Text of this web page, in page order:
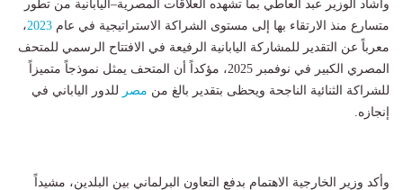
وأشاد الوزير عبد العاطي بما تشهده العلاقات المصرية–اليابانية من تطور
متسارع منذ الارتقاء بها إلى مستوى الشراكة الاستراتيجية في عام 2023،
معرباً عن التقدير للمشاركة اليابانية الرفيعة في الافتتاح الرسمي للمتحف
المصري الكبير في نوفمبر 2025، مؤكداً أن المتحف يمثل نموذجاً متميزاً
للشراكة الثنائية الناجحة ويحظى بتقدير بالغ من مصر للدور الياباني في
إنجازه.
وأكد وزير الخارجية الاهتمام بدفع التعاون البرلماني بين البلدين، مشيداً